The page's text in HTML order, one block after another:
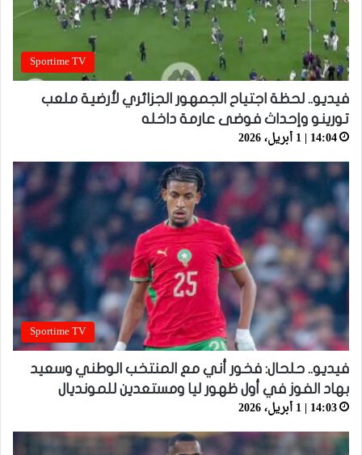
Sportime TV
فيديو.. لحظة اجتياح الجمهور الجزائري لأرضية ملعب
تورينو وإحداث فوضى عارمة داخله
14:04 | 1 أبريل، 2026
Sportime TV
فيديو.. حلحال: فخور أني مع المنتخب الوطني وسعيد
بهاد الفوز في أول ظهور ليا ومستعدين للمونديال
14:03 | 1 أبريل، 2026